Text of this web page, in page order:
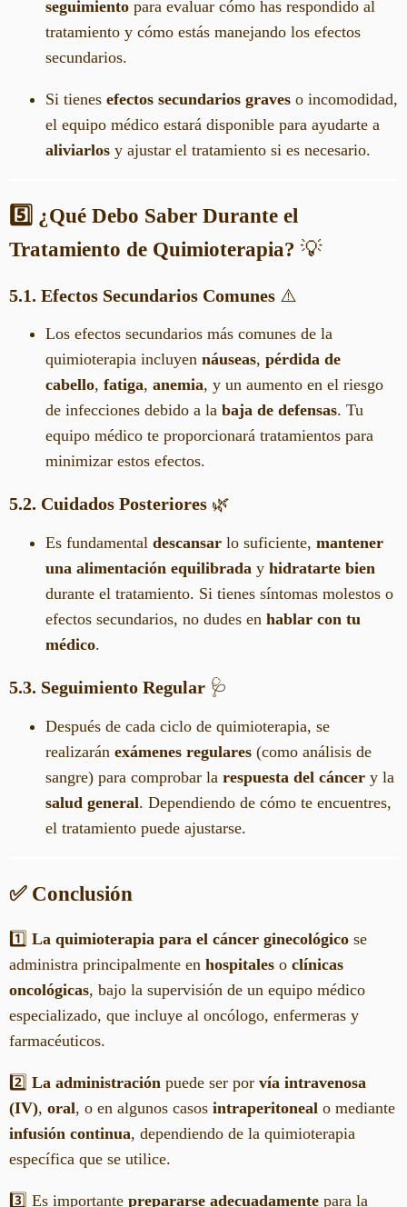
seguimiento para evaluar cómo has respondido al
tratamiento y cómo estás manejando los efectos
secundarios.
Si tienes efectos secundarios graves o incomodidad,
el equipo médico estará disponible para ayudarte a
aliviarlos y ajustar el tratamiento si es necesario.
5️⃣ ¿Qué Debo Saber Durante el
Tratamiento de Quimioterapia? 💡
5.1. Efectos Secundarios Comunes ⚠️
Los efectos secundarios más comunes de la
quimioterapia incluyen náuseas, pérdida de
cabello, fatiga, anemia, y un aumento en el riesgo
de infecciones debido a la baja de defensas. Tu
equipo médico te proporcionará tratamientos para
minimizar estos efectos.
5.2. Cuidados Posteriores 🌿
Es fundamental descansar lo suficiente, mantener
una alimentación equilibrada y hidratarte bien
durante el tratamiento. Si tienes síntomas molestos o
efectos secundarios, no dudes en hablar con tu
médico.
5.3. Seguimiento Regular 🩺
Después de cada ciclo de quimioterapia, se
realizarán exámenes regulares (como análisis de
sangre) para comprobar la respuesta del cáncer y la
salud general. Dependiendo de cómo te encuentres,
el tratamiento puede ajustarse.
✅ Conclusión
1️⃣ La quimioterapia para el cáncer ginecológico se
administra principalmente en hospitales o clínicas
oncológicas, bajo la supervisión de un equipo médico
especializado, que incluye al oncólogo, enfermeras y
farmacéuticos.
2️⃣ La administración puede ser por vía intravenosa
(IV), oral, o en algunos casos intraperitoneal o mediante
infusión continua, dependiendo de la quimioterapia
específica que se utilice.
3️⃣ Es importante prepararse adecuadamente para la